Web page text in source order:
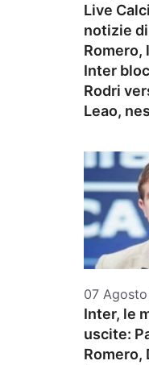
Live
notizie
Romero,
Inter
Rodri
Leao,
07
Inter, le
uscite:
Romero,